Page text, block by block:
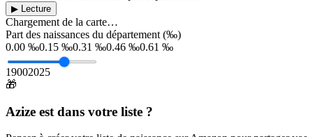
▶ Lecture
Chargement de la carte…
Part des naissances du département (‰)
0.00 ‰0.15 ‰0.31 ‰0.46 ‰0.61 ‰
19002025
🎁
Azize est dans votre liste ?